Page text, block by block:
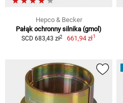
Hepco & Becker
Pałąk ochronny silnika (gmol)
SCD 683,43 zł2 661,94 zł1